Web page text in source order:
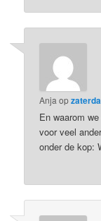
Anja op
En waarom
voor veel
onder de kop: